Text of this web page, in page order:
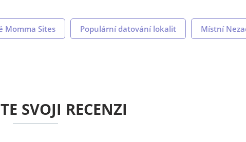
Momma Sites Populární datování lokalit Místní
SVOJI RECENZI